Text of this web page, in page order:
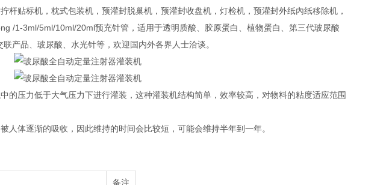
杆贴标机，枕式包装机，预灌封脱巢机，预灌封收盘机，灯检机，预灌封外纸內纸移除机，
/1-3ml/5ml/10ml/20ml预充针管，适用于透明质酸、胶原蛋白、植物蛋白、第三代玻尿酸
产品、玻尿酸、水光针等，欢迎国内外各界人士洽谈。
的压力低于大气压力下进行灌装，这种灌装机结构简单，效率较高，对物料的粘度适应范围
人体逐渐的吸收，因此维持的时间会比较短，可能会维持半年到一年。
备注